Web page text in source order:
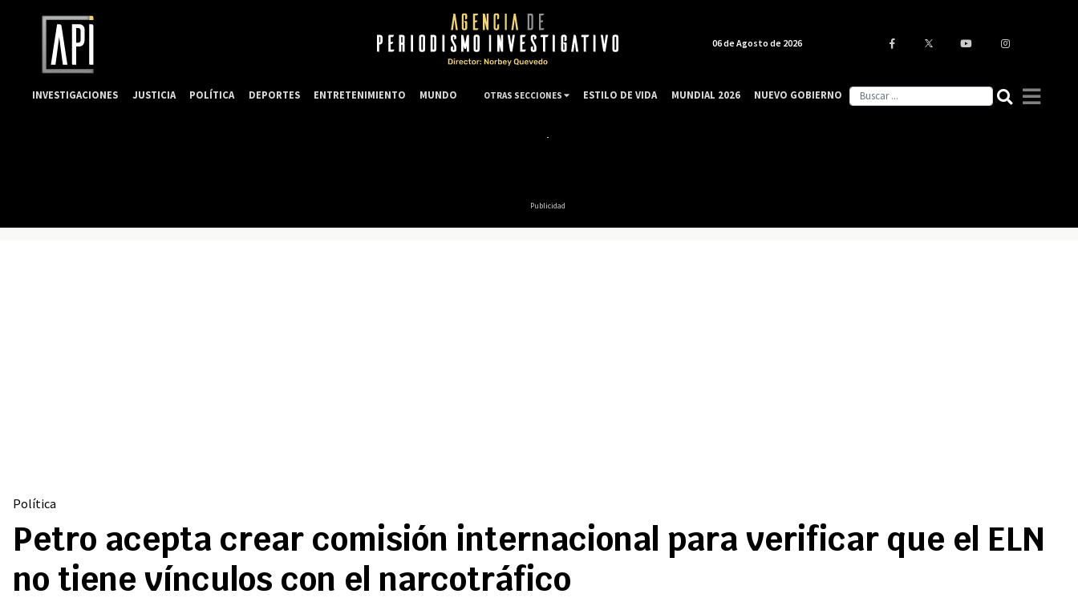
Publicidad
Política
Petro acepta crear comisión internacional para verificar que el ELN
no tiene vínculos con el narcotráfico
06 de Agosto de 2026
INVESTIGACIONES JUSTICIA POLÍTICA DEPORTES ENTRETENIMIENTO MUNDO OTRAS SECCIONES ESTILO DE VIDA MUNDIAL 2026 NUEVO GOBIERNO